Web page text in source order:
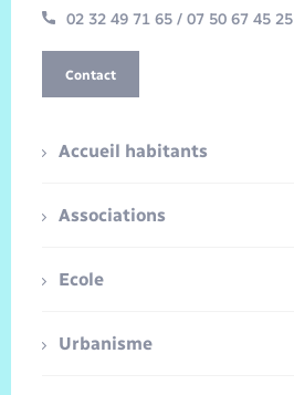
02 32 49 71 65 / 07 50 67 45 25
Contact
Accueil habitants
Associations
Ecole
Urbanisme